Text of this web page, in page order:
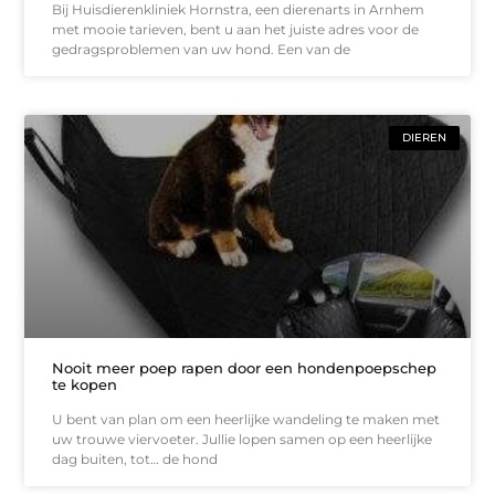
Bij Huisdierenkliniek Hornstra, een dierenarts in Arnhem
met mooie tarieven, bent u aan het juiste adres voor de
gedragsproblemen van uw hond. Een van de
DIEREN
Nooit meer poep rapen door een hondenpoepschep
te kopen
U bent van plan om een heerlijke wandeling te maken met
uw trouwe viervoeter. Jullie lopen samen op een heerlijke
dag buiten, tot… de hond